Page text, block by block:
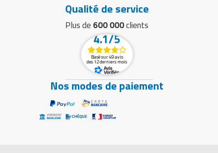
Qualité de service
Plus de 600 000clients
4.1/5
Basé sur 49 avis
des 12 derniers mois
Nos modes de paiement